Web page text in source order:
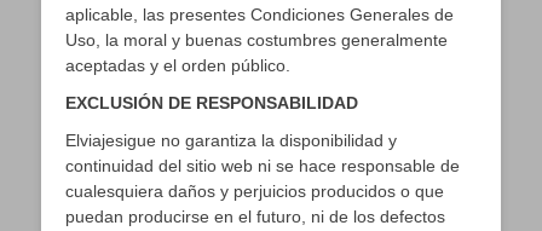
aplicable, las presentes Condiciones Generales de
Uso, la moral y buenas costumbres generalmente
aceptadas y el orden público.
EXCLUSIÓN DE RESPONSABILIDAD
Elviajesigue no garantiza la disponibilidad y
continuidad del sitio web ni se hace responsable de
cualesquiera daños y perjuicios producidos o que
puedan producirse en el futuro, ni de los defectos